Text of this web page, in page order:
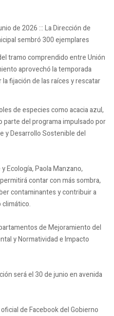
de 2026 ::: La Dirección de
sembró 300 ejemplares
tramo comprendido entre Unión
aprovechó la temporada
fijación de las raíces y rescatar
de especies como acacia azul,
parte del programa impulsado por
y Desarrollo Sostenible del
Ecología, Paola Manzano,
contar con más sombra,
contaminantes y contribuir a
de Mejoramiento del
y Normatividad e Impacto
será el 30 de junio en avenida
de Facebook del Gobierno